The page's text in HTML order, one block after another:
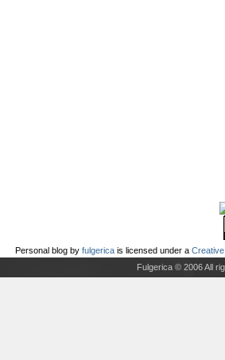
Personal blog by fulgerica is licensed under a
Fulgerica © 2006 All